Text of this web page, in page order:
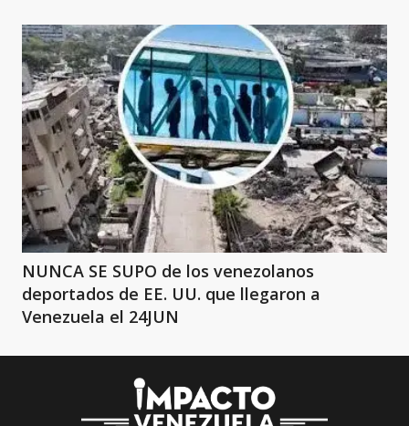
NUNCA SE SUPO de los venezolanos
deportados de EE. UU. que llegaron a
Venezuela el 24JUN